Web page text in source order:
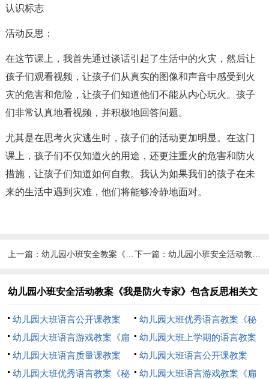
认识标志
活动反思：
在这节课上，我首先通过谈话引起了生活中的火灾，然后让
孩子们观看视频，让孩子们从真实的图像和声音中感受到火
灾的危害和危险，让孩子们知道他们不能从内心玩火。孩子
们非常认真地看视频，并积极地回答问题。
尤其是在思考火灾逃生时，孩子们的活动更加明显。在这门
课上，孩子们不仅知道火的用途，还更注重火的危害和防火
措施，让孩子们知道如何自救。我认为如果我们的孩子在未
来的生活中遇到灾难，他们将能够冷静地面对。
上一篇：幼儿园小班安全教案《交通安全要记住》包含反思 下一篇： 幼儿园小班安全活动教案《花桌布》包括反思
幼儿园小班安全活动教案《我是防火专家》包含反思相关文
章幼儿园大班语言公开课教案
《动物法庭》
幼儿园大班优秀语言教案《秘
密》包含反思
幼儿园大班语言游戏教案《扁
担与板凳》包含反思
幼儿园大班上学期的语言教案
《传递微笑》包含反思
幼儿园大班语言质量课教案
《小水滴旅行记》包含反思
幼儿园大班语言公开课教案
《动物法庭》
幼儿园大班优秀语言教案《秘
幼儿园大班语言游戏教案《扁